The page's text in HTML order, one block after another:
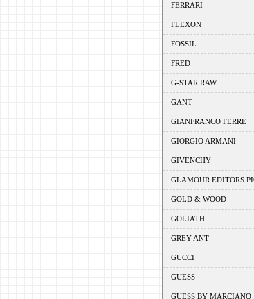
FERRARI
FLEXON
FOSSIL
FRED
G-STAR RAW
GANT
GIANFRANCO FERRE
GIORGIO ARMANI
GIVENCHY
GLAMOUR EDITORS
GOLD & WOOD
GOLIATH
GREY ANT
GUCCI
GUESS
GUESS BY MARCIANO